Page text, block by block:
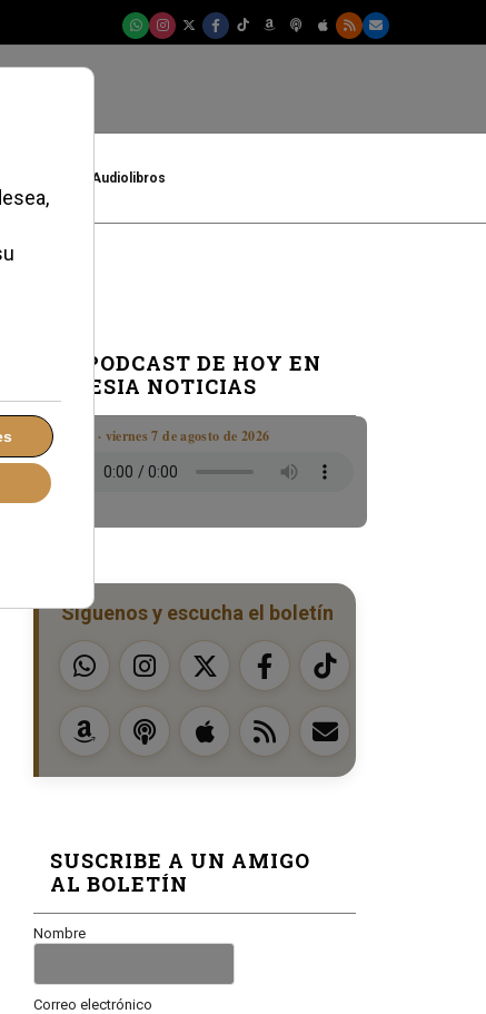
Audiolibros
EL PODCAST DE HOY EN
IGLESIA NOTICIAS
Boletín · viernes 7 de agosto de 2026
Síguenos y escucha el boletín
SUSCRIBE A UN AMIGO
AL BOLETÍN
Nombre
Correo electrónico